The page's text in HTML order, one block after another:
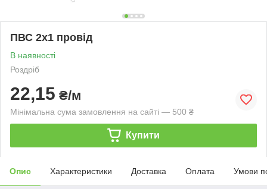
ПВС 2х1 провід
В наявності
Роздріб
22,15 ₴/м
Мінімальна сума замовлення на сайті — 500 ₴
Купити
Опис Характеристики Доставка Оплата Умови